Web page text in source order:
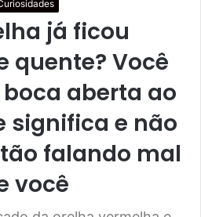
já ficou
quente? Você
aberta ao
significa e não
falando mal
você